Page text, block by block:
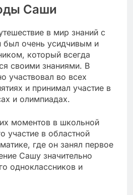
Саши
в мир знаний с
был очень усидчивым и
который всегда
своими знаниями. В
участвовал во всех
и принимал участие в
и олимпиадах.
моментов в школьной
участие в областной
где он занял первое
Сашу значительно
одноклассников и